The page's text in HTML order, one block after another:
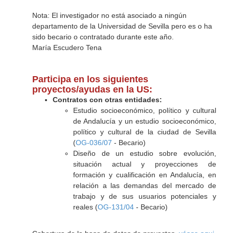
Nota: El investigador no está asociado a ningún
departamento de la Universidad de Sevilla pero es o ha
sido becario o contratado durante este año.
María Escudero Tena
Participa en los siguientes
proyectos/ayudas en la US:
Contratos con otras entidades:
Estudio socioeconómico, político y cultural
de Andalucía y un estudio socioeconómico,
político y cultural de la ciudad de Sevilla
(OG-036/07 - Becario)
Diseño de un estudio sobre evolución,
situación actual y proyecciones de
formación y cualificación en Andalucía, en
relación a las demandas del mercado de
trabajo y de sus usuarios potenciales y
reales (OG-131/04- Becario)